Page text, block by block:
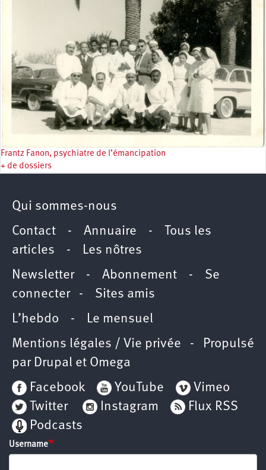
Frantz Fanon, psychiatre de l’émancipation
+ de dossiers
Qui sommes-nous
Contact - Annuaire -
Tous les
articles - Les nôtres
Newsletter- Abonnement - Se
connecter- Sites amis
L’hebdo - Le mensuel
Mentions légales / Vie privée - Propulsé
par Drupal et Omega
Facebook
YouTube
Vimeo
Twitter
Instagram
Flux RSS
Podcasts
Username